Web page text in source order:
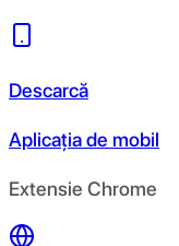
Descarcă
Aplicația de mobil
Extensie Chrome